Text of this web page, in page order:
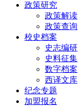
政策研究
政策解读
政策查询
校史档案
史志编研
史料征集
数字档案
西译文库
纪念专题
加盟报名